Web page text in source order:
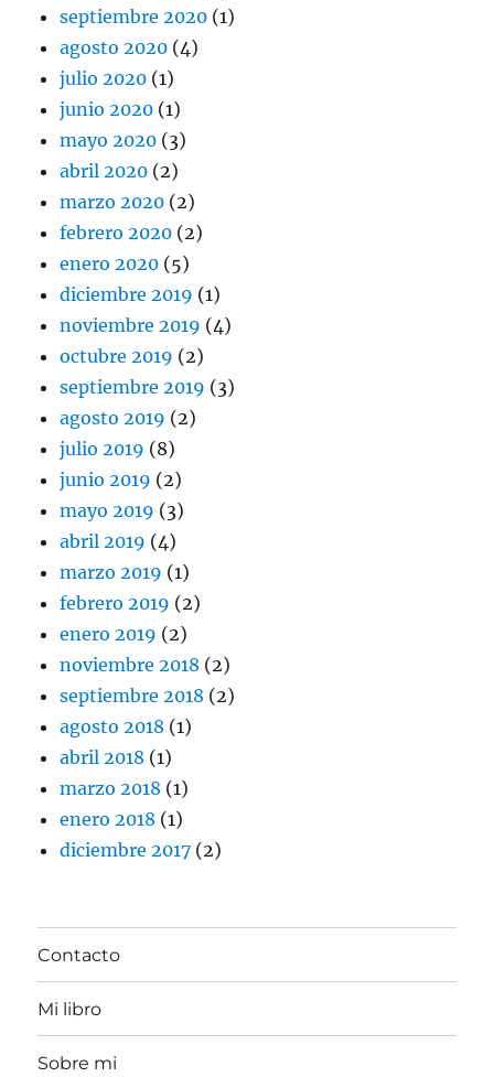
septiembre 2020 (1)
agosto 2020 (4)
julio 2020 (1)
junio 2020 (1)
mayo 2020 (3)
abril 2020 (2)
marzo 2020 (2)
febrero 2020 (2)
enero 2020 (5)
diciembre 2019 (1)
noviembre 2019 (4)
octubre 2019 (2)
septiembre 2019 (3)
agosto 2019 (2)
julio 2019 (8)
junio 2019 (2)
mayo 2019 (3)
abril 2019 (4)
marzo 2019 (1)
febrero 2019 (2)
enero 2019 (2)
noviembre 2018 (2)
septiembre 2018 (2)
agosto 2018 (1)
abril 2018 (1)
marzo 2018 (1)
enero 2018 (1)
diciembre 2017 (2)
Contacto
Mi libro
Sobre mi